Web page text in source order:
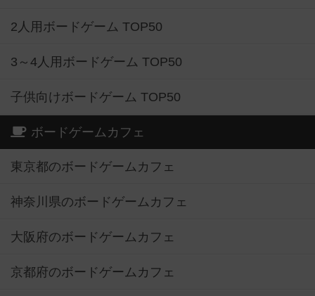
2人用ボードゲーム TOP50
3～4人用ボードゲーム TOP50
子供向けボードゲーム TOP50
ボードゲームカフェ
東京都のボードゲームカフェ
神奈川県のボードゲームカフェ
大阪府のボードゲームカフェ
京都府のボードゲームカフェ